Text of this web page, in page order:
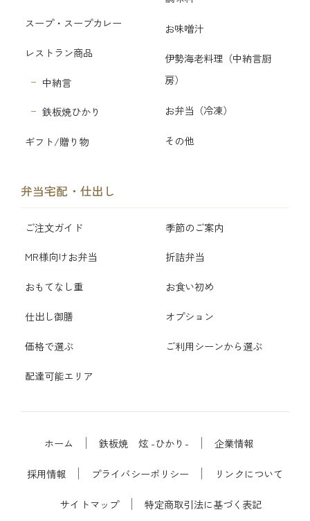
スープ・スープカレー
レストラン商品
中納言
鉄板焼ひかり
ギフト/贈り物
お味噌汁
伊勢海老料理（中納言厨
房）
お弁当（冷凍）
その他
弁当宅配・仕出し
ご注文ガイド 季節のご案内
MR様向けお弁当 折詰弁当
おもてなし重 お食い初め
仕出し御膳 オプション
価格で選ぶ ご利用シーンから選ぶ
配達可能エリア
ホーム 鉄板焼 炫 -ひかり- 企業情報
採用情報 プライバシーポリシー リンクについて
サイトマップ 特定商取引法に基づく表記